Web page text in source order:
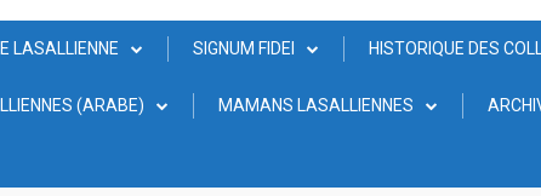
LASALLIENNE SIGNUM FIDEI HISTORIQUE DES
(ARABE) MAMANS LASALLIENNES